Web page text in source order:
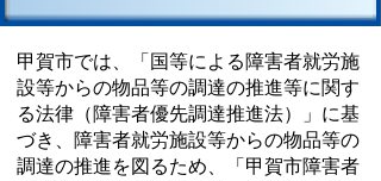
甲賀市では、「国等による障害者就労施
設等からの物品等の調達の推進等に関す
る法律（障害者優先調達推進法）」に基
づき、障害者就労施設等からの物品等の
調達の推進を図るため、「甲賀市障害者